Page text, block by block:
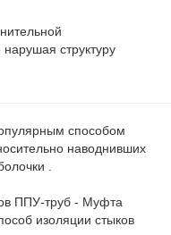
структуру
способом
наводнивших
.
ППУ-труб - Муфта
изоляции стыков